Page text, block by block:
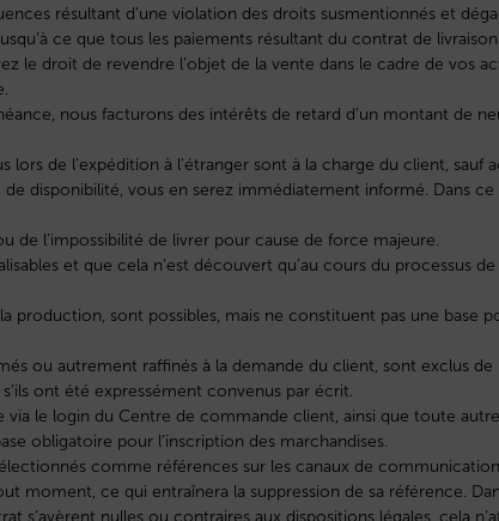
résultant d’une violation des droits susmentionnés et
ce que tous les paiements résultant du contrat de
le droit de revendre l’objet de la vente dans le cadre de vos
nous facturons des intérêts de retard d’un montant de
lors de l’expédition à l’étranger sont à la charge du client, sauf
disponibilité, vous en serez immédiatement informé. Dans
de l’impossibilité de livrer pour cause de force majeure.
et que cela n’est découvert qu’au cours du
production, sont possibles, mais ne constituent pas une base
ou autrement raffinés à la demande du client, sont exclus de
ont été expressément convenus par écrit.
via le login du Centre de commande client, ainsi que toute
obligatoire pour l’inscription des marchandises.
comme références sur les canaux de
moment, ce qui entraînera la suppression de sa référence.
s’avèrent nulles ou contraires aux dispositions légales, cela